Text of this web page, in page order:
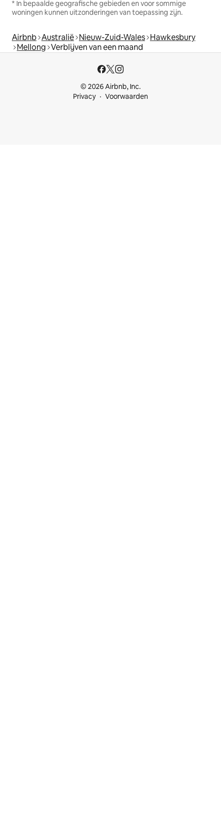
* In bepaalde geografische gebieden en voor sommige
woningen kunnen uitzonderingen van toepassing zijn.
Airbnb Australië Nieuw-Zuid-Wales Hawkesbury
Mellong Verblijven van een maand
© 2026 Airbnb, Inc.
Privacy
Voorwaarden